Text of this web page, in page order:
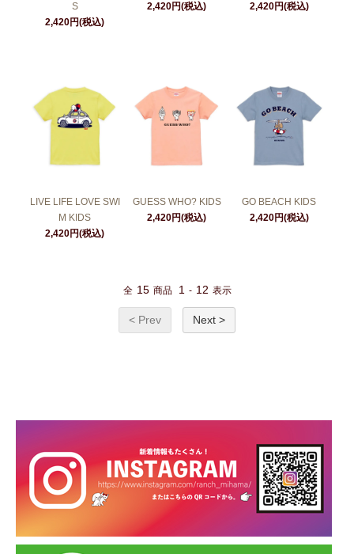
S
2,420円(税込)
2,420円(税込)
2,420円(税込)
LIVE LIFE LOVE SWI
M KIDS
2,420円(税込)
GUESS WHO? KIDS
2,420円(税込)
GO BEACH KIDS
2,420円(税込)
全 15 商品 1 - 12 表示
< Prev Next >